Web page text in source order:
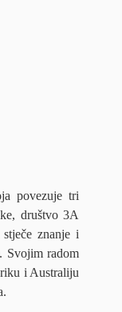
povezuje tri
društvo 3A
znanje i
Svojim radom
i Australiju